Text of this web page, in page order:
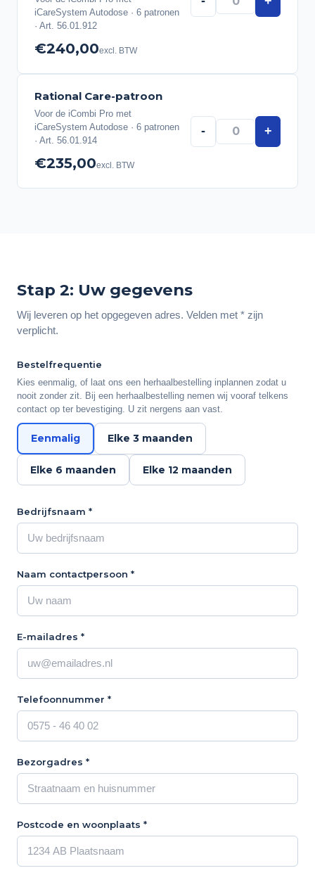
iCareSystem Autodose · 6 patronen
· Art. 56.01.912
€240,00excl. BTW
Rational Care-patroon
Voor de iCombi Pro met
iCareSystem Autodose · 6 patronen
· Art. 56.01.914
€235,00excl. BTW
- +
Stap 2: Uw gegevens
Wij leveren op het opgegeven adres. Velden met * zijn
verplicht.
Bestelfrequentie
Kies eenmalig, of laat ons een herhaalbestelling inplannen zodat u
nooit zonder zit. Bij een herhaalbestelling nemen wij vooraf telkens
contact op ter bevestiging. U zit nergens aan vast.
Eenmalig Elke 3 maanden
Elke 6 maanden Elke 12 maanden
Bedrijfsnaam *
Naam contactpersoon *
E-mailadres *
Telefoonnummer *
Bezorgadres *
Postcode en woonplaats *